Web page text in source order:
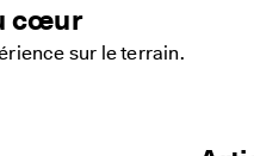
cœur
sur le terrain.